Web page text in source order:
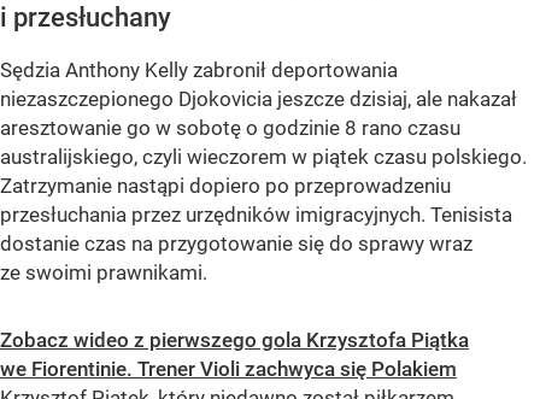
i przesłuchany
Sędzia Anthony Kelly zabronił deportowania
niezaszczepionego Djokovicia jeszcze dzisiaj, ale nakazał
aresztowanie go w sobotę o godzinie 8 rano czasu
australijskiego, czyli wieczorem w piątek czasu polskiego.
Zatrzymanie nastąpi dopiero po przeprowadzeniu
przesłuchania przez urzędników imigracyjnych. Tenisista
dostanie czas na przygotowanie się do sprawy wraz
ze swoimi prawnikami.
Zobacz wideo z pierwszego gola Krzysztofa Piątka
we Fiorentinie. Trener Violi zachwyca się Polakiem